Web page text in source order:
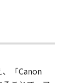
「Canon